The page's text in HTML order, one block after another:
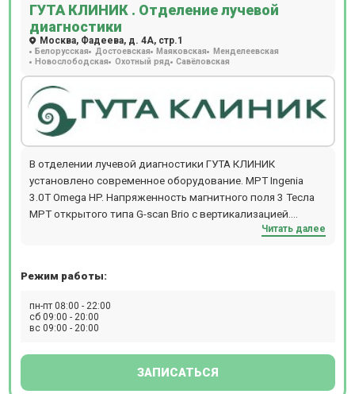
ГУТА КЛИНИК . Отделение лучевой
диагностики
Москва, Фадеева, д. 4А, стр.1
Белорусская Достоевская Маяковская Менделеевская
Новослободская Охотный ряд Савёловская
В отделении лучевой диагностики ГУТА КЛИНИК
установлено современное оборудование. MPT Ingenia
3.0T Omega HP. Напряженность магнитного поля 3 Тесла
МРТ открытого типа G-scan Brio с вертикализацией.
Спроектирован для диагностики скелетно-мышечной
маммограф Senographe Essential. Высококачественное
Денситометр Stratos. Специализированное
рентгенологическое оборудование для диагностики
Читать далее
Режим работы:
пн-пт 08:00 - 22:00
сб 09:00 - 20:00
вс 09:00 - 20:00
ЗАПИСАТЬСЯ